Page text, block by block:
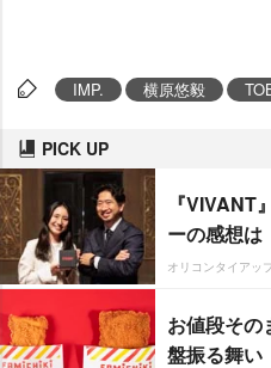
IMP. 横原悠毅
PICK UP
『VIVANT
ーの感想は
オリコンタイアッ
お値段その
盤振る舞い